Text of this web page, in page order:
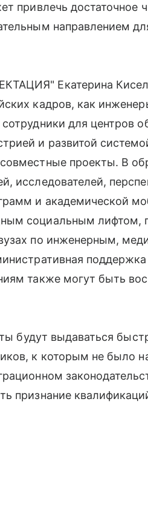
привлечь достаточное
направлением
Екатерина
кадров, как
для центров
и развитой
проекты. В
исследователей,
и академической
социальным лифтом,
по инженерным,
также могут быть
будут выдаваться
к которым не было
признание